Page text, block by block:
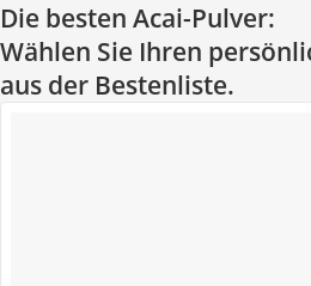
Die besten Acai-Pulver:
Wählen Sie Ihren
aus der Bestenliste.